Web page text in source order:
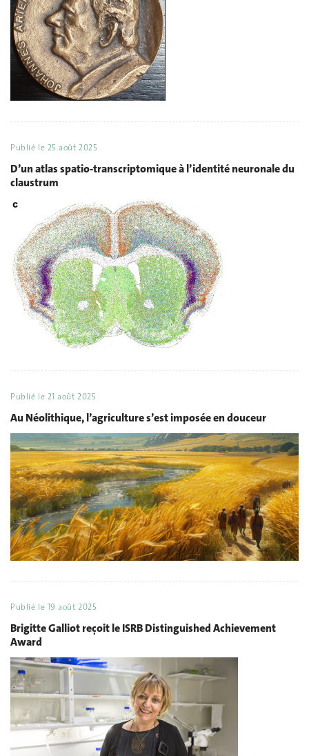
Publié le 25 août 2025
D’un atlas spatio-transcriptomique à l’identité neuronale du
claustrum
Publié le 21 août 2025
Au Néolithique, l’agriculture s’est imposée en douceur
Publié le 19 août 2025
Brigitte Galliot reçoit le ISRB Distinguished Achievement
Award